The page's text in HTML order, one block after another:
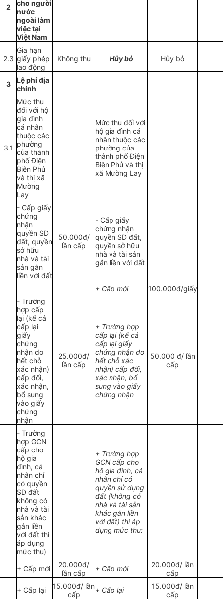
2
cho người
nước
ngoài làm
việc tại
Việt Nam
2.3
Gia hạn
giấy phép
lao động
Không thu Hủy bỏ Hủy bỏ
3
Lệ phí địa
chính
3.1
Mức thu
đối với hộ
gia đình
cá nhân
thuộc các
phường
của thành
phố Điện
Biên Phủ
và thị xã
Mường
Lay
Mức thu đối với
hộ gia đình cá
nhân thuộc các
phường của
thành phố Điện
Biên Phủ và thị
xã Mường Lay
- Cấp giấy
chứng
nhận
quyền SD
đất, quyền
sở hữu
nhà và tài
sản gắn
liền với đất
50.000đ/
lần cấp
- Cấp giấy
chứng nhận
quyền SD đất,
quyền sở hữu
nhà và tài sản
gắn liền với đất
+ Cấp mới
100.000đ/giấy
- Trường
hợp cấp
lại (kể cả
cấp lại
giấy
chứng
nhận do
hết chỗ
xác nhận)
cấp đổi,
xác nhận,
bổ sung
vào giấy
chứng
nhận
25.000đ/
lần cấp
+ Trường hợp
cấp lại (kể cả
cấp lại giấy
chứng nhận do
hết chỗ xác
nhận) cấp đổi,
xác nhận, bổ
sung vào giấy
chứng nhận
50.000 đ/ lần
cấp
- Trường
hợp GCN
cấp cho
hộ gia
đình, cá
nhân chỉ
có quyền
SD đất
không có
nhà và tài
sản khác
gắn liền
với đất thì
áp dụng
mức thu)
+ Trường hợp
GCN cấp cho
hộ gia đình, cá
nhân chỉ có
quyền sử dụng
đất (không có
nhà và tài sản
khác gắn liền
với đất) thì áp
dụng mức thu:
+ Cấp mới
20.000đ/
lần cấp
+ Cấp mới
20.000đ/ lần
cấp
+ Cấp lại
15.000đ/ lần
cấp
+ Cấp lại
15.000đ/ lần
cấp